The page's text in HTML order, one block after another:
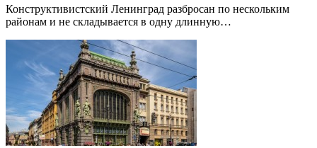
Конструктивистский Ленинград разбросан по нескольким
районам и не складывается в одну длинную…